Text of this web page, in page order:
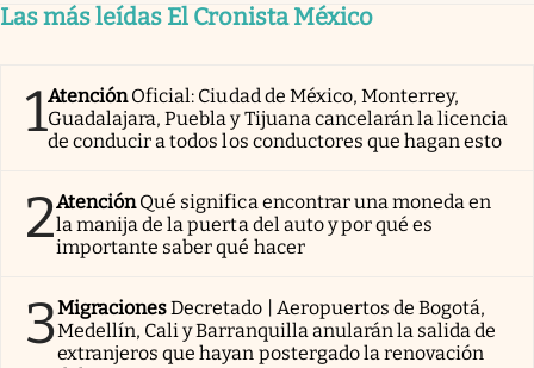
Las más leídas El Cronista México
1AtenciónOficial: Ciudad de México, Monterrey,
Guadalajara, Puebla y Tijuana cancelarán la licencia
de conducir a todos los conductores que hagan esto
2AtenciónQué significa encontrar una moneda en
la manija de la puerta del auto y por qué es
importante saber qué hacer
3MigracionesDecretado | Aeropuertos de Bogotá,
Medellín, Cali y Barranquilla anularán la salida de
extranjeros que hayan postergado la renovación